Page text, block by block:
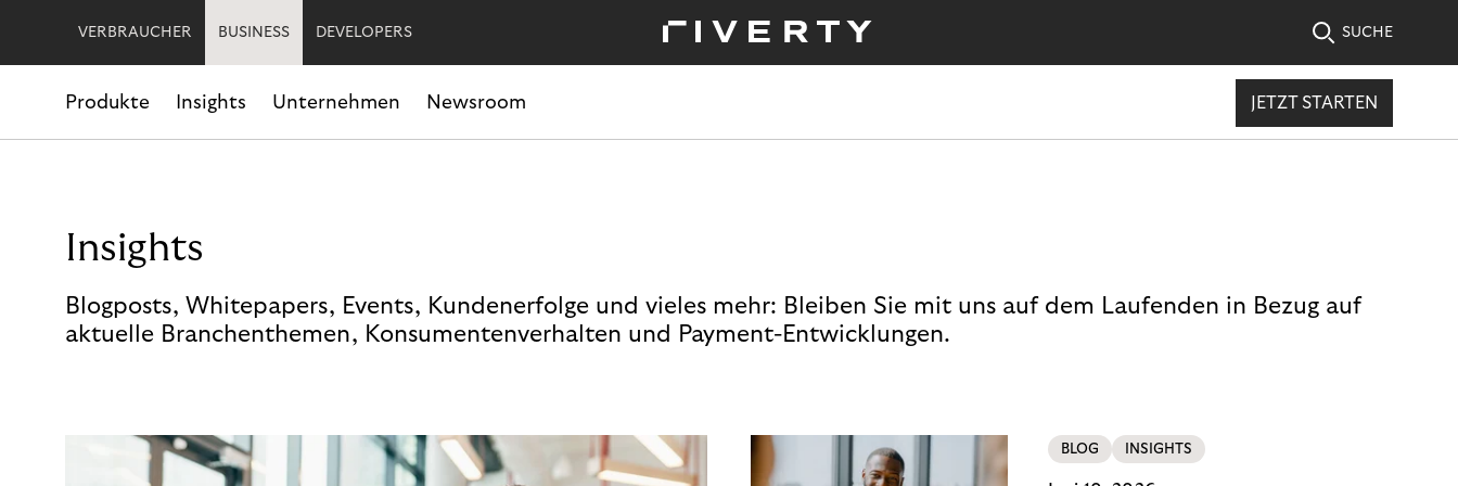
VERBRAUCHER BUSINESS DEVELOPERS SUCHE
Produkte Insights Unternehmen Newsroom JETZT STARTEN
Insights
Blogposts, Whitepapers, Events, Kundenerfolge und vieles mehr: Bleiben Sie mit uns auf dem Laufenden in Bezug auf
aktuelle Branchenthemen, Konsumentenverhalten und Payment-Entwicklungen.
BLOG INSIGHTS